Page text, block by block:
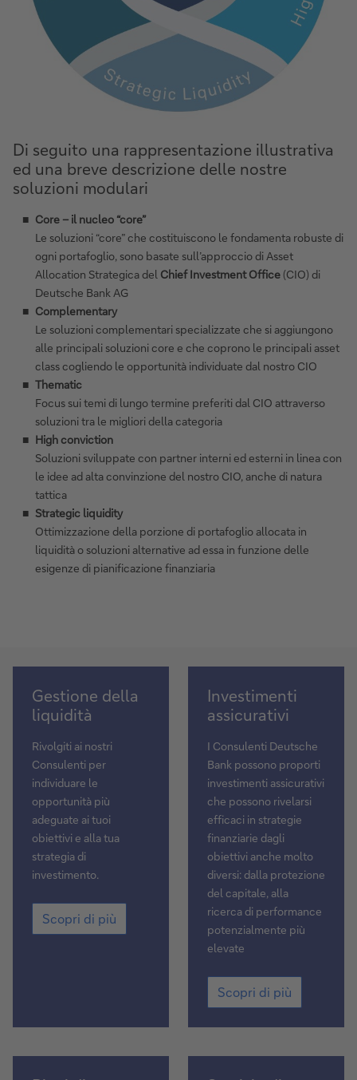
Di seguito una rappresentazione illustrativa
ed una breve descrizione delle nostre
soluzioni modulari
Core – il nucleo “core”
Le soluzioni “core” che costituiscono le fondamenta robuste di
ogni portafoglio, sono basate sull’approccio di Asset
Allocation Strategica del Chief Investment Office (CIO) di
Deutsche Bank AG
Complementary
Le soluzioni complementari specializzate che si aggiungono
alle principali soluzioni core e che coprono le principali asset
class cogliendo le opportunità individuate dal nostro CIO
Thematic
Focus sui temi di lungo termine preferiti dal CIO attraverso
soluzioni tra le migliori della categoria
High conviction
Soluzioni sviluppate con partner interni ed esterni in linea con
le idee ad alta convinzione del nostro CIO, anche di natura
tattica
Strategic liquidity
Ottimizzazione della porzione di portafoglio allocata in
liquidità o soluzioni alternative ad essa in funzione delle
esigenze di pianificazione finanziaria
Gestione
della
liquidità
Gestione della
liquidità
Rivolgiti ai nostri
Consulenti per
individuare le
opportunità più
adeguate ai tuoi
obiettivi e alla tua
strategia di
investimento.
Gestione
della
liquidità
Scopri di più
Investimenti
assicurativi
Investimenti
assicurativi
I Consulenti Deutsche
Bank possono proporti
investimenti assicurativi
che possono rivelarsi
efficaci in strategie
finanziarie dagli
obiettivi anche molto
diversi: dalla protezione
del capitale, alla
ricerca di performance
potenzialmente più
elevate
Investimenti
assicurativi
Scopri di più